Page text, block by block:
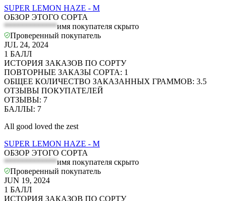
SUPER LEMON HAZE - M
ОБЗОР ЭТОГО СОРТА
*************имя покупателя скрыто
Проверенный покупатель
JUL 24, 2024
1 БАЛЛ
ИСТОРИЯ ЗАКАЗОВ ПО СОРТУ
ПОВТОРНЫЕ ЗАКАЗЫ СОРТА: 1
ОБЩЕЕ КОЛИЧЕСТВО ЗАКАЗАННЫХ ГРАММОВ: 3.5
ОТЗЫВЫ ПОКУПАТЕЛЕЙ
ОТЗЫВЫ: 7
БАЛЛЫ: 7
All good loved the zest
SUPER LEMON HAZE - M
ОБЗОР ЭТОГО СОРТА
*************имя покупателя скрыто
Проверенный покупатель
JUN 19, 2024
1 БАЛЛ
ИСТОРИЯ ЗАКАЗОВ ПО СОРТУ